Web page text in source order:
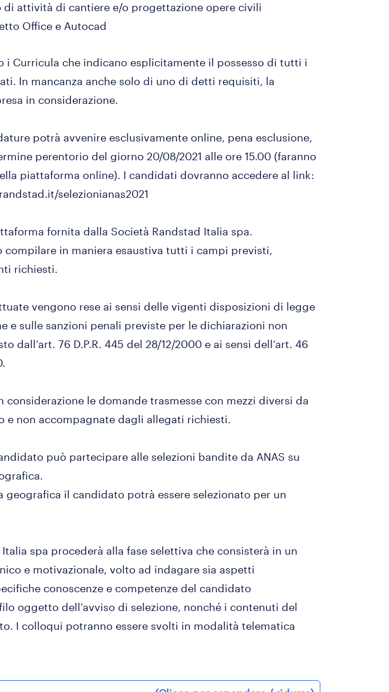
di attività di cantiere e/o progettazione opere civili
Office e Autocad
i Curricula che indicano esplicitamente il possesso di tutti i
In mancanza anche solo di uno di detti requisiti, la
in considerazione.
potrà avvenire esclusivamente online, pena esclusione,
perentorio del giorno 20/08/2021 alle ore 15.00 (faranno
piattaforma online). I candidati dovranno accedere al link:
selezionianas2021
fornita dalla Società Randstad Italia spa.
compilare in maniera esaustiva tutti i campi previsti,
richiesti.
vengono rese ai sensi delle vigenti disposizioni di legge
e sulle sanzioni penali previste per le dichiarazioni non
dall’art. 76 D.P.R. 445 del 28/12/2000 e ai sensi dell’art. 46
considerazione le domande trasmesse con mezzi diversi da
e non accompagnate dagli allegati richiesti.
può partecipare alle selezioni bandite da ANAS su
geografica il candidato potrà essere selezionato per un
spa procederà alla fase selettiva che consisterà in un
e motivazionale, volto ad indagare sia aspetti
conoscenze e competenze del candidato
oggetto dell’avviso di selezione, nonché i contenuti del
I colloqui potranno essere svolti in modalità telematica